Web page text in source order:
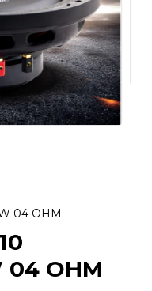
04 OHM
04 OHM